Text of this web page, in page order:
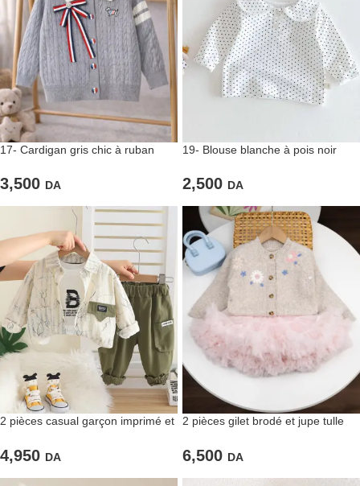
17- Cardigan gris chic à ruban
3,500 DA
19- Blouse blanche à pois noir
2,500 DA
2 pièces casual garçon imprimé et
4,950 DA
2 pièces gilet brodé et jupe tulle
6,500 DA